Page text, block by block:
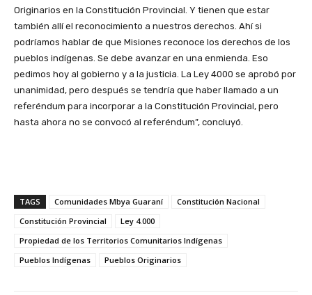
Originarios en la Constitución Provincial. Y tienen que estar
también allí el reconocimiento a nuestros derechos. Ahí si
podríamos hablar de que Misiones reconoce los derechos de los
pueblos indígenas. Se debe avanzar en una enmienda. Eso
pedimos hoy al gobierno y a la justicia. La Ley 4000 se aprobó por
unanimidad, pero después se tendría que haber llamado a un
referéndum para incorporar a la Constitución Provincial, pero
hasta ahora no se convocó al referéndum”, concluyó.
TAGS Comunidades Mbya Guaraní
Constitución Nacional
Constitución Provincial
Ley 4.000
Propiedad de los Territorios Comunitarios Indígenas
Pueblos Indígenas
Pueblos Originarios